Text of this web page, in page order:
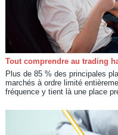
Tout comprendre au trading
Plus de 85 % des principales
marchés à ordre limité
fréquence y tient là une place